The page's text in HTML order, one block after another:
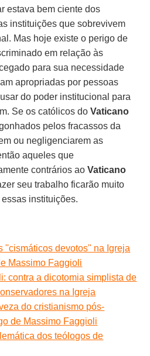
estava bem ciente dos
instituições que sobrevivem
Mas hoje existe o perigo de
em relação às
para sua necessidade
apropriadas por pessoas
do poder institucional para
Se os católicos doVaticano
pelos fracassos da
ou negligenciarem as
aqueles que
contrários aoVaticano
seu trabalho ficarão muito
instituições.
''cismáticos devotos'' na Igreja
Massimo Faggioli
contra a dicotomia simplista de
na Igreja
do cristianismo pós-
de Massimo Faggioli
dos teólogos de